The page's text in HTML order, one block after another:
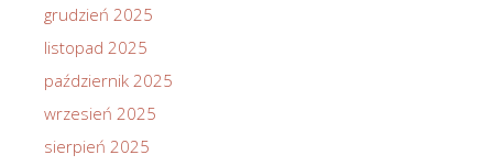
grudzień 2025
listopad 2025
październik 2025
wrzesień 2025
sierpień 2025